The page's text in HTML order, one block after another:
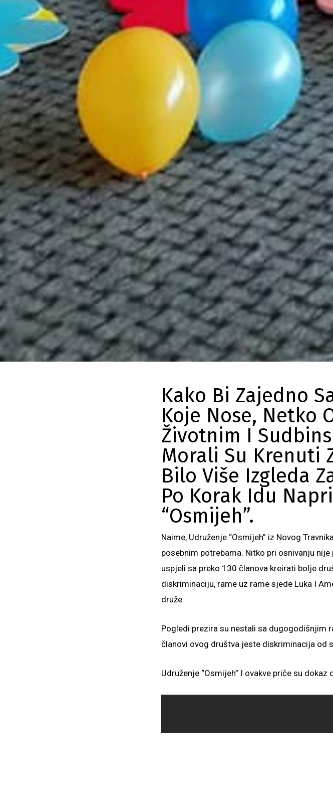
Kako Bi Zajedno
Koje Nose, Netko
Životnim I
Morali Su Krenuti
Bilo Više Izgleda
Po Korak Idu
“Osmijeh”.
Naime, Udruženje “Osmijeh” iz Novog
posebnim potrebama. Nitko pri osnivanju
uspjeli sa preko 130 članova kreirati bolje
diskriminaciju, rame uz rame sjede Luka I
druže.
Pogledi prezira su nestali sa dugogodišnjim
članovi ovog društva jeste diskriminacija od
Udruženje “Osmijeh” I ovakve priče su